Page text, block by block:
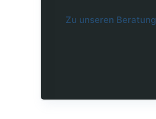
Zu unseren